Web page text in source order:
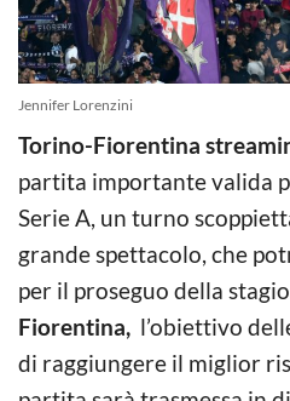
Jennifer Lorenzini
Torino-Fiorentina
partita importante valida
Serie A, un turno
grande spettacolo, che
per il proseguo della
Fiorentina, l’obiettivo
di raggiungere il miglior